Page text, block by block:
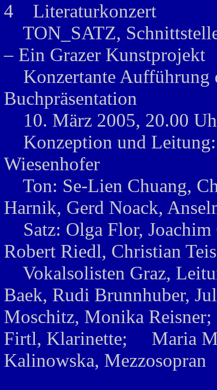
4 Literaturkonzert
TON_SATZ,
– Ein Grazer Kunstprojekt
Konzertante Aufführung
Buchpräsentation
10. März 2005, 20.00
Konzeption und
Wiesenhofer
Ton: Se-Lien Chuang,
Harnik, Gerd Noack,
Satz: Olga Flor, Joachim
Robert Riedl, Christian
Vokalsolisten Graz,
Baek, Rudi Brunnhuber,
Moschitz, Monika
Firtl, Klarinette; Maria
Kalinowska, Mezzosopran